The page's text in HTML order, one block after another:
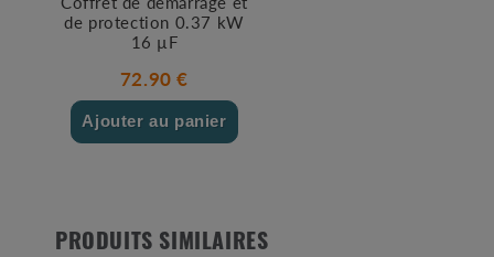
de protection 0.37 kW
16 µF
72.90 €
Ajouter au panier
PRODUITS SIMILAIRES